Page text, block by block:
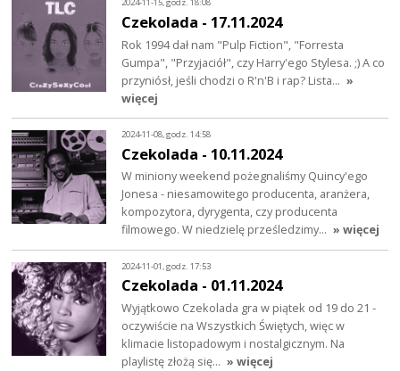
Czekolada - 17.11.2024
Rok 1994 dał nam "Pulp Fiction", "Forresta
Gumpa", "Przyjaciół", czy Harry'ego Stylesa. ;) A co
przyniósł, jeśli chodzi o R'n'B i rap? Lista… »
więcej
2024-11-08, godz. 14:58
Czekolada - 10.11.2024
W miniony weekend pożegnaliśmy Quincy'ego
Jonesa - niesamowitego producenta, aranżera,
kompozytora, dyrygenta, czy producenta
filmowego. W niedzielę prześledzimy… » więcej
2024-11-01, godz. 17:53
Czekolada - 01.11.2024
Wyjątkowo Czekolada gra w piątek od 19 do 21 -
oczywiście na Wszystkich Świętych, więc w
klimacie listopadowym i nostalgicznym. Na
playlistę złożą się… » więcej